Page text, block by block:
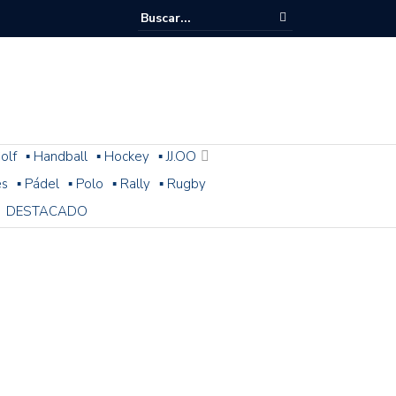
▪ Handball ▪ Hockey ▪ JJ.OO
▪ Pádel ▪ Polo ▪ Rally ▪ Rugby
DESTACADO